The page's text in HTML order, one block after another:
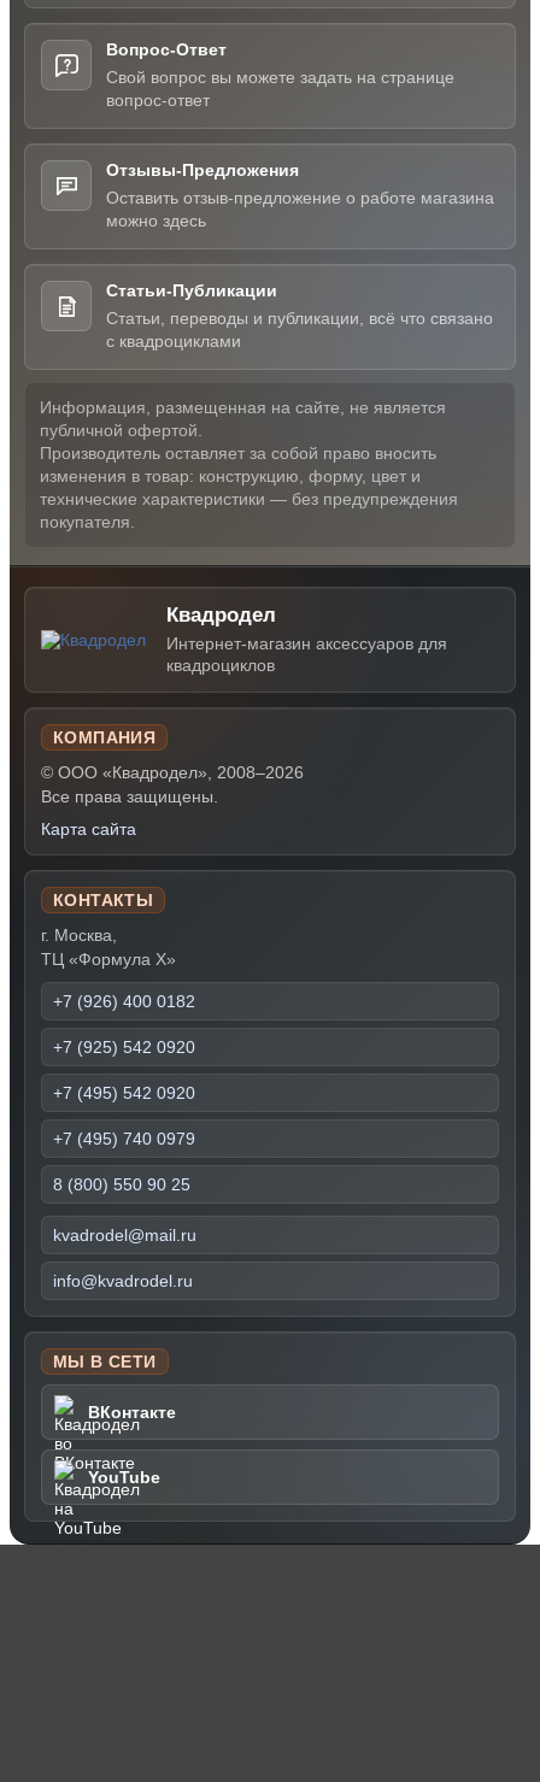
Вопрос-Ответ
Свой вопрос вы можете задать на странице
вопрос-ответ
Отзывы-Предложения
Оставить отзыв-предложение о работе магазина
можно здесь
Статьи-Публикации
Статьи, переводы и публикации, всё что связано
с квадроциклами
Информация, размещенная на сайте, не является
публичной офертой.
Производитель оставляет за собой право вносить
изменения в товар: конструкцию, форму, цвет и
технические характеристики — без предупреждения
покупателя.
Квадродел
Интернет-магазин аксессуаров для
квадроциклов
КОМПАНИЯ
© ООО «Квадродел», 2008–2026
Все права защищены.
Карта сайта
КОНТАКТЫ
г. Москва,
ТЦ «Формула Х»
+7 (926) 400 0182
+7 (925) 542 0920
+7 (495) 542 0920
+7 (495) 740 0979
8 (800) 550 90 25
kvadrodel@mail.ru
info@kvadrodel.ru
МЫ В СЕТИ
ВКонтакте
YouTube